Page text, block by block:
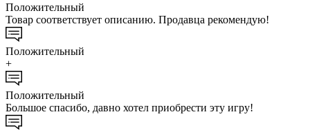
Положительный
Товар соответствует описанию. Продавца рекомендую!
Положительный
+
Положительный
Большое спасибо, давно хотел приобрести эту игру!